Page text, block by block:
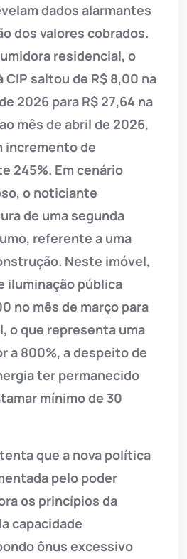
dados alarmantes
dos valores cobrados.
residencial, o
saltou de R$ 8,00 na
2026 para R$ 27,64 na
mês de abril de 2026,
incremento de
245%. Em cenário
o noticiante
de uma segunda
referente a uma
Neste imóvel,
iluminação pública
no mês de março para
o que representa uma
a 800%, a despeito de
ter permanecido
mínimo de 30
que a nova política
pelo poder
os princípios da
capacidade
ônus excessivo